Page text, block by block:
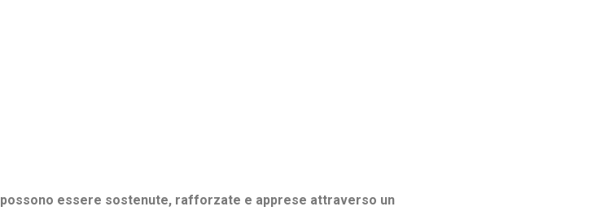
possono essere sostenute, rafforzate e apprese attraverso un